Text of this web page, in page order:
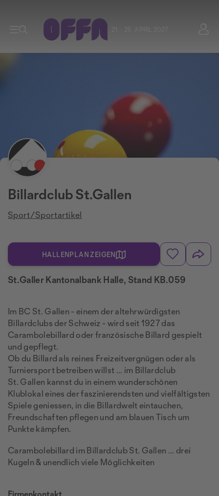
Billardclub St.Gallen
Sport/Sportartikel
HALLENPLAN ZEIGEN
St.Galler Kantonalbank Halle, Stand KB.059
Im BC St. Gallen - einem der altehrwürdigsten
Billardclubs der Schweiz - wird seit 1927 das
Carambolebillard oder französische Billard gespielt
und gepflegt.
Ob du Billard als reines Freizeitvergnügen oder als
Turniersport betreiben willst ... im Billardclub
St. Gallen kannst du in einem wunderschönen
Klublokal eines der faszinierendsten und vielfältigsten
Spiele geniessen, in die Billardwelt eintauchen,
Freundschaften pflegen und am blauen Tisch um
Punkte kämpfen.
Carambolebillard im Billardclub St. Gallen ... drei
Kugeln & unendlich viele Möglichkeiten
Firmenkontakt